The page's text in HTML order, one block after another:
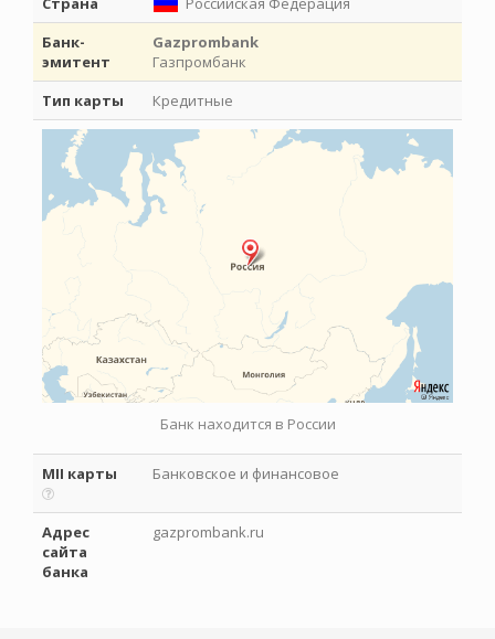
Банк-
эмитент
Gazprombank
Газпромбанк
Тип карты
Кредитные
Банк находится в России
MII карты Банковское и финансовое
Адрес
сайта
банка
gazprombank.ru